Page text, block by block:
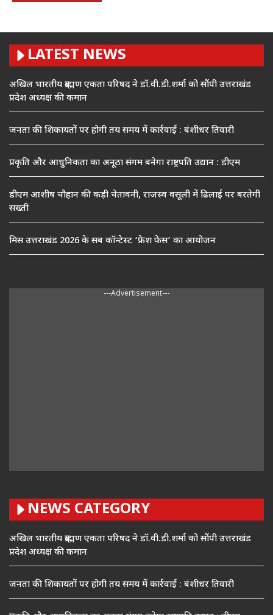
LATEST NEWS
अखिल भारतीय ब्राह्मण एकता परिषद ने डॉ.वी.डी.शर्मा को सौंपी उत्तराखंड
प्रदेश अध्यक्ष की कमान
जनता की शिकायतों पर होगी तय समय में कार्रवाई : बंशीधर तिवारी
प्रकृति और आधुनिकता का अनूठा संगम बनेगा राष्ट्रपति उद्यान : डीएम
डीएम आशीष चौहान की कड़ी चेतावनी, राजस्व वसूली में ढिलाई पर बरतेगी
सख्ती
मिस उत्तराखंड 2026 के सब कॉन्टेस्ट ‘फ्रेश फेस’ का आयोजन
---Advertisement---
NEWS CATEGORY
अखिल भारतीय ब्राह्मण एकता परिषद ने डॉ.वी.डी.शर्मा को सौंपी उत्तराखंड
प्रदेश अध्यक्ष की कमान
जनता की शिकायतों पर होगी तय समय में कार्रवाई : बंशीधर तिवारी